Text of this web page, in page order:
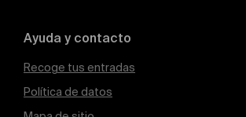
Ayuda y contacto
Recoge tus entradas
Política de datos